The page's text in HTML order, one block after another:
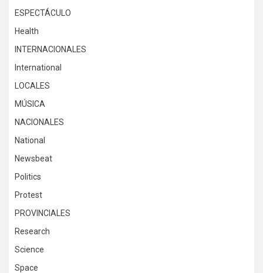
ESPECTÁCULO
Health
INTERNACIONALES
International
LOCALES
MÚSICA
NACIONALES
National
Newsbeat
Politics
Protest
PROVINCIALES
Research
Science
Space